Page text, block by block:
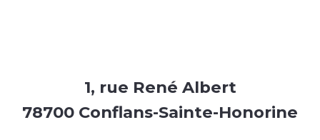
1, rue René Albert
78700 Conflans-Sainte-Honorine